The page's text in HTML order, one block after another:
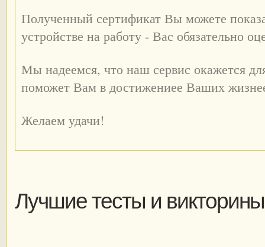
Полученный сертификат Вы можете
устройстве на работу - Вас обязательно
Мы надеемся, что наш сервис окажется
поможет Вам в достижениее Ваших
Желаем удачи!
Лучшие тесты и викторины